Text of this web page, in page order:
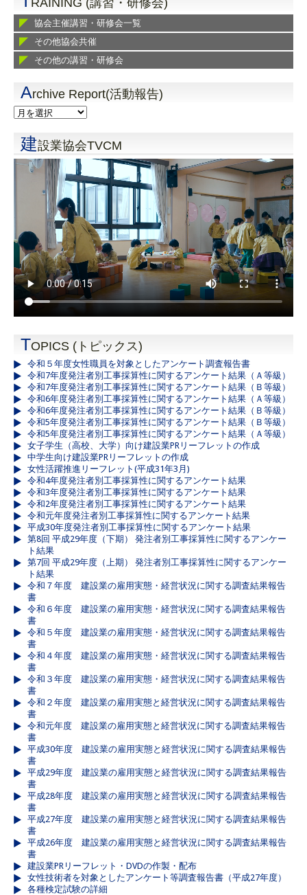
RAINING (講習・研修会)
協会主催講習・研修会一覧
その他協会共催
その他の講習・研修会
Archive Report(活動報告)
建設業協会TVCM
TOPICS (トピックス)
令和５年度女性職員を対象としたアンケート調査報告書
令和7年度発注者別工事採算性に関するアンケート結果（Ａ等級）
令和7年度発注者別工事採算性に関するアンケート結果（Ｂ等級）
令和6年度発注者別工事採算性に関するアンケート結果（Ａ等級）
令和6年度発注者別工事採算性に関するアンケート結果（Ｂ等級）
令和5年度発注者別工事採算性に関するアンケート結果（Ｂ等級）
令和5年度発注者別工事採算性に関するアンケート結果（Ａ等級）
女子学生（高校、大学）向け建設業PRリーフレットの作成
中学生向け建設業PRリーフレットの作成
女性活躍推進リーフレット(平成31年3月)
令和4年度発注者別工事採算性に関するアンケート結果
令和3年度発注者別工事採算性に関するアンケート結果
令和2年度発注者別工事採算性に関するアンケート結果
令和元年度発注者別工事採算性に関するアンケート結果
平成30年度発注者別工事採算性に関するアンケート結果
第8回 平成29年度（下期） 発注者別工事採算性に関するアンケー
ト結果
第7回 平成29年度（上期） 発注者別工事採算性に関するアンケー
ト結果
令和７年度 建設業の雇用実態・経営状況に関する調査結果報告
書
令和６年度 建設業の雇用実態・経営状況に関する調査結果報告
書
令和５年度 建設業の雇用実態・経営状況に関する調査結果報告
書
令和４年度 建設業の雇用実態・経営状況に関する調査結果報告
書
令和３年度 建設業の雇用実態・経営状況に関する調査結果報告
書
令和２年度 建設業の雇用実態と経営状況に関する調査結果報告
書
令和元年度 建設業の雇用実態と経営状況に関する調査結果報告
書
平成30年度 建設業の雇用実態と経営状況に関する調査結果報告
書
平成29年度 建設業の雇用実態と経営状況に関する調査結果報告
書
平成28年度 建設業の雇用実態と経営状況に関する調査結果報告
書
平成27年度 建設業の雇用実態と経営状況に関する調査結果報告
書
平成26年度 建設業の雇用実態と経営状況に関する調査結果報告
書
建設業PRリーフレット・DVDの作製・配布
女性技術者を対象としたアンケート等調査報告書（平成27年度）
各種検定試験の詳細